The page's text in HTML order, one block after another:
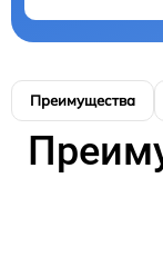
Преимущества